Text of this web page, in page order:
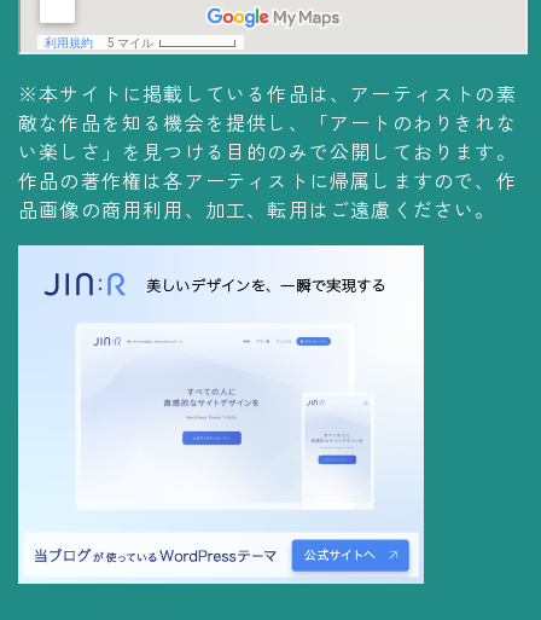
アイテム・サービス
コレクションの仕方
Yoshiteru Collection
飾る
飾り方
保管方法
※本サイトに掲載している作品は、アーティストの素
敵な作品を知る機会を提供し、「アートのわりきれな
い楽しさ」を見つける目的のみで公開しております。
作品の著作権は各アーティストに帰属しますので、作
品画像の商用利用、加工、転用はご遠慮ください。